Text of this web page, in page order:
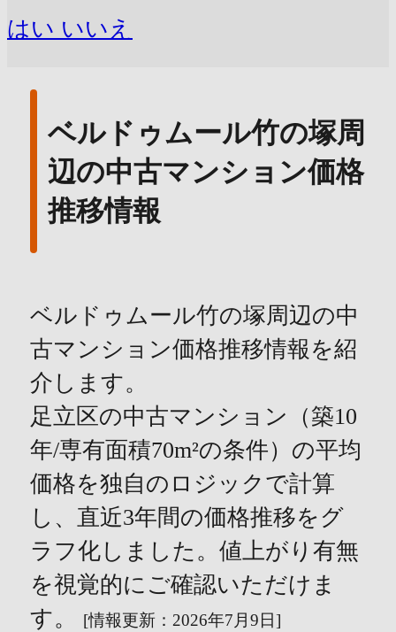
はい いいえ
ベルドゥムール竹の塚周
辺の中古マンション価格
推移情報
ベルドゥムール竹の塚周辺の中
古マンション価格推移情報を紹
介します。
足立区の中古マンション（築10
年/専有面積70m²の条件）の平均
価格を独自のロジックで計算
し、直近3年間の価格推移をグ
ラフ化しました。値上がり有無
を視覚的にご確認いただけま
す。
[情報更新：2026年7月9日]